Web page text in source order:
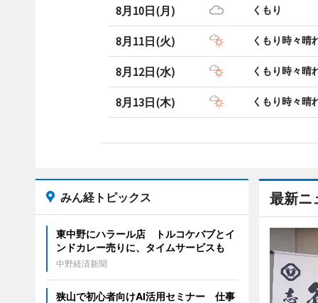
8月10日(月) くもり
8月11日(火) くもり時々晴
8月12日(水) くもり時々晴
8月13日(木) くもり時々晴
最新ニ
みん経トピックス
東中野にハラール店 トルコケバブとイ
ンドカレー売りに、タイムサービスも
中野経済新聞
狭山で初心者向けAI活用セミナー 仕事